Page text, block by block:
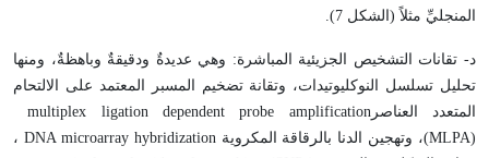
المنجليِّ مثلاً (الشكل 7).
د- تقانات التشخيص الجزيئية المباشرة: وهي عديدةٌ ودقيقةٌ وباهظةٌ، ومنها
تحليل تسلسل النوكليوتيدات، وتقانة تضخيم المسبر المعتمد على الالتحام
المتعدد العناصرmultiplex ligation dependent probe amplification
(MLPA)، وتهجين الدنا بالرقاقة المكرويةDNA microarray hybridization ،